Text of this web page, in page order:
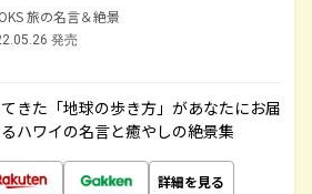
旅の名言＆絶景
発売
きた「地球の歩き方」があなたにお届
ハワイの名言と癒やしの絶景集
詳細を見る